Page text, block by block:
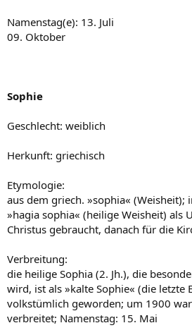
Namenstag(e): 13. Juli
09. Oktober
Sophie
Geschlecht: weiblich
Herkunft: griechisch
Etymologie:
aus dem griech. »sophia«
»hagia sophia« (heilige Weisheit) als
Christus gebraucht, danach für die
Verbreitung:
die heilige Sophia (2. Jh.), die
wird, ist als »kalte Sophie« (die letzte
volkstümlich geworden; um 1900
verbreitet; Namenstag: 15. Mai